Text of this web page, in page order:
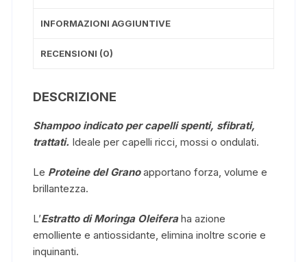
INFORMAZIONI AGGIUNTIVE
RECENSIONI (0)
DESCRIZIONE
Shampoo indicato per capelli spenti, sfibrati,
trattati. Ideale per capelli ricci, mossi o ondulati.
Le Proteine del Granoapportano forza, volume e
brillantezza.
L’Estratto di Moringa Oleiferaha azione
emolliente e antiossidante, elimina inoltre scorie e
inquinanti.